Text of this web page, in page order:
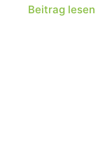
Beitrag lesen